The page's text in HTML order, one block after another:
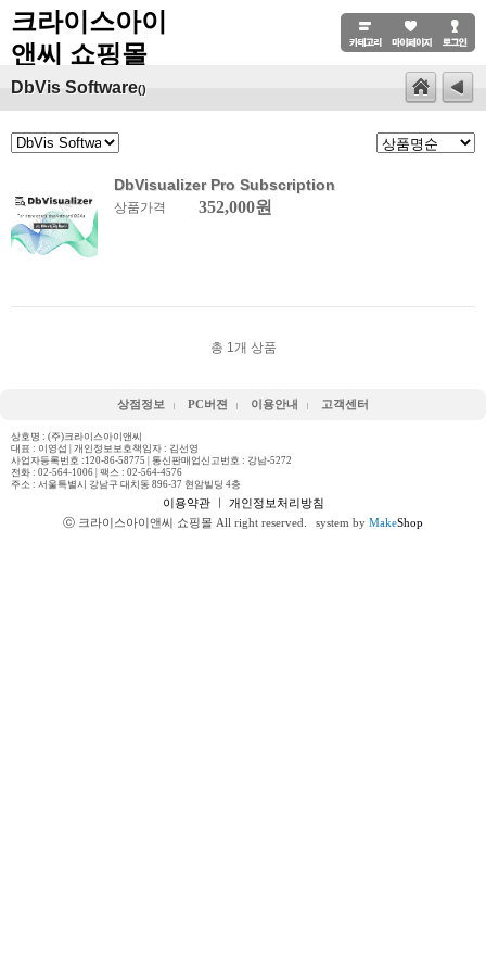
크라이스아이
앤씨 쇼핑몰
DbVis Software()
DbVisualizer Pro Subscription
상품가격 352,000원
총 1개 상품
상점정보 PC버젼 이용안내 고객센터
상호명 : (주)크라이스아이앤씨
대표 : 이영섭 | 개인정보보호책임자 : 김선영
사업자등록번호 :120-86-58775 | 통신판매업신고번호 : 강남-5272
전화 : 02-564-1006 | 팩스 : 02-564-4576
주소 : 서울특별시 강남구 대치동 896-37 현암빌딩 4층
이용약관ㅣ 개인정보처리방침
ⓒ 크라이스아이앤씨 쇼핑몰 All right reserved.
system by MakeShop